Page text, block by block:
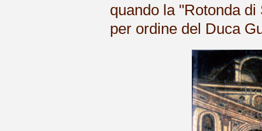
quando la "Rotonda
per ordine del Duca